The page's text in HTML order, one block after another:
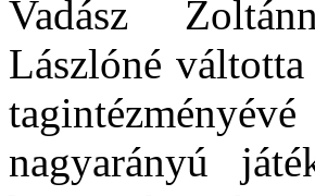
Vadász
Lászlóné
nagyarányú